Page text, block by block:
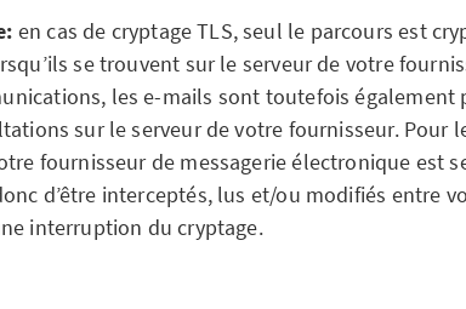
en cas de cryptage TLS, seul le parcours est
se trouvent sur le serveur de votre
les e-mails sont toutefois
sur le serveur de votre fournisseur. Pour
fournisseur de messagerie électronique est
d’être interceptés, lus et/ou modifiés entre
interruption du cryptage.